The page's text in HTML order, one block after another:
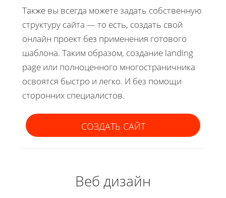
Также вы всегда можете задать собственную
структуру сайта — то есть, создать свой
онлайн проект без применения готового
шаблона. Таким образом, создание landing
page или полноценного многостраничника
освоятся быстро и легко. И без помощи
сторонних специалистов.
СОЗДАТЬ САЙТ
Веб дизайн